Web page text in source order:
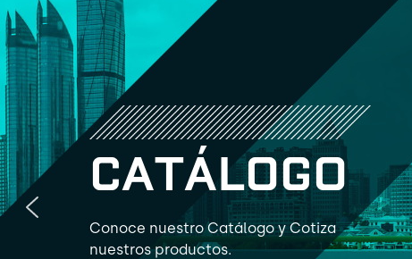
CATÁLOGO
Conoce nuestro Catálogo y Cotiza
nuestros productos.